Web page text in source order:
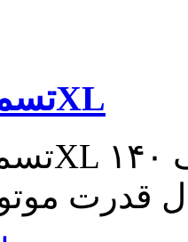
تسمه تایمینگ ۱۴۰XL
قدرت